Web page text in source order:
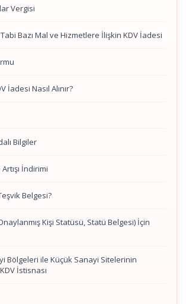
Vergisi
Bazı Mal ve Hizmetlere İlişkin KDV İadesi
İadesi Nasıl Alınır?
Bilgiler
İndirimi
Belgesi?
Kişi Statüsü, Statü Belgesi) İçin
Bölgeleri ile Küçük Sanayi Sitelerinin
İstisnası